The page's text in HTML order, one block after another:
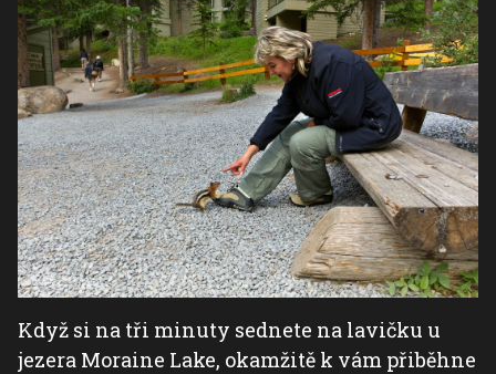
Když si na tři minuty sednete na lavičku u
jezera Moraine Lake, okamžitě k vám přiběhne